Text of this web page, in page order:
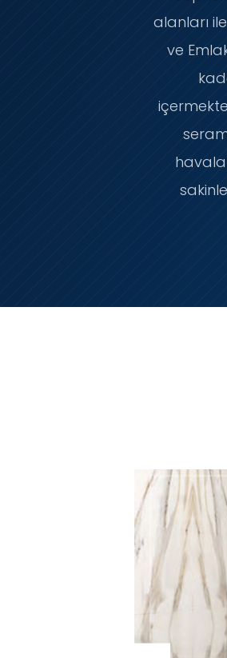
alanları
ve